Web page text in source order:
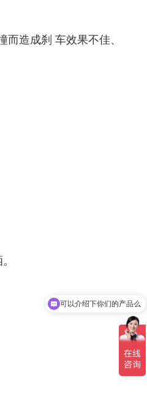
造成刹 车效果不佳、
可以介绍下你们的产品么
你们是怎么收费的呢